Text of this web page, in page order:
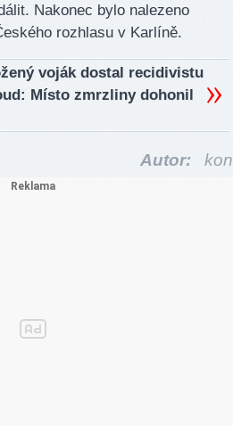
Nakonec bylo nalezeno
rozhlasu v Karlíně.
voják dostal recidivistu
Místo zmrzliny dohonil
Autor: kon